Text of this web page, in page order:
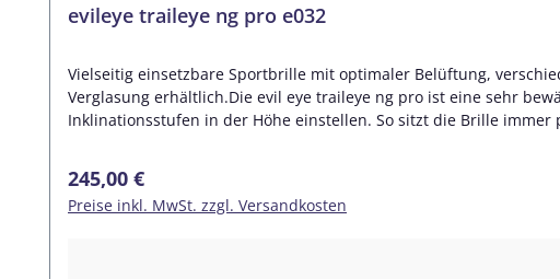
evileye traileye ng pro e032
Vielseitig einsetzbare Sportbrille mit optimaler Belüftung,
Verglasung erhältlich.Die evil eye traileye ng pro ist eine sehr
Inklinationsstufen in der Höhe einstellen. So sitzt die Brille
in Ihrer Sehstärke in 3 verschiedenen Möglichkeiten an:1.
ersetzt. Dies bietet einige Vorteile. Die Brille lässt sich leicht
(Fern- und Nahsicht) anbieten. Gerne erstellen wir Ihnen hier
Regulärer Preis:
245,00 €
Preise inkl. MwSt. zzgl. Versandkosten